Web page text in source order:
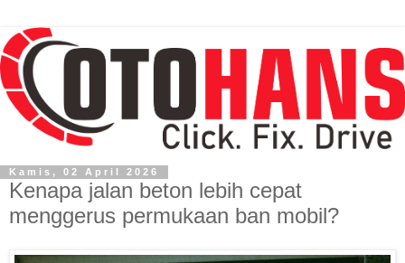
Kamis, 02 April 2026
Kenapa jalan beton lebih cepat
menggerus permukaan ban mobil?